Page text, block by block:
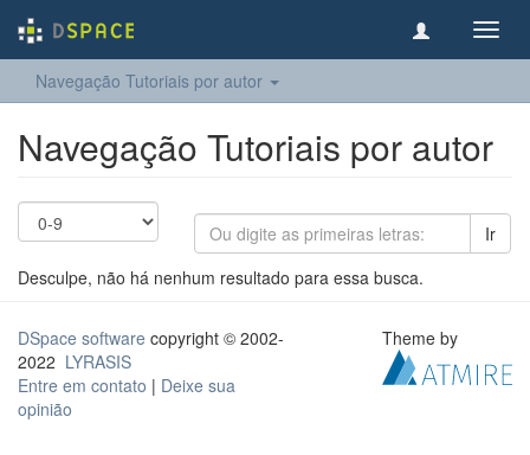
Navegação Tutoriais por autor
Navegação Tutoriais por autor
Ir
Desculpe, não há nenhum resultado para essa busca.
DSpace software copyright © 2002-
2022 LYRASIS
Entre em contato | Deixe sua
opinião
Theme by